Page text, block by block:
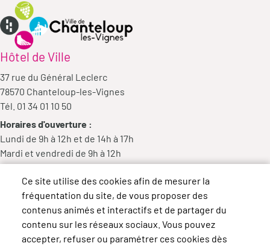
Hôtel de Ville
37 rue du Général Leclerc
78570 Chanteloup-les-Vignes
Tél. 01 34 01 10 50
Horaires d'ouverture :
Lundi de 9h à 12h et de 14h à 17h
Mardi et vendredi de 9h à 12h
Mercredi de 9h à 12h et de 14h à 18h
Jeudi de 14h à 17h
Ce site utilise des cookies afin de mesurer la
fréquentation du site, de vous proposer des
contenus animés et interactifs et de partager du
contenu sur les réseaux sociaux. Vous pouvez
accepter, refuser ou paramétrer ces cookies dès